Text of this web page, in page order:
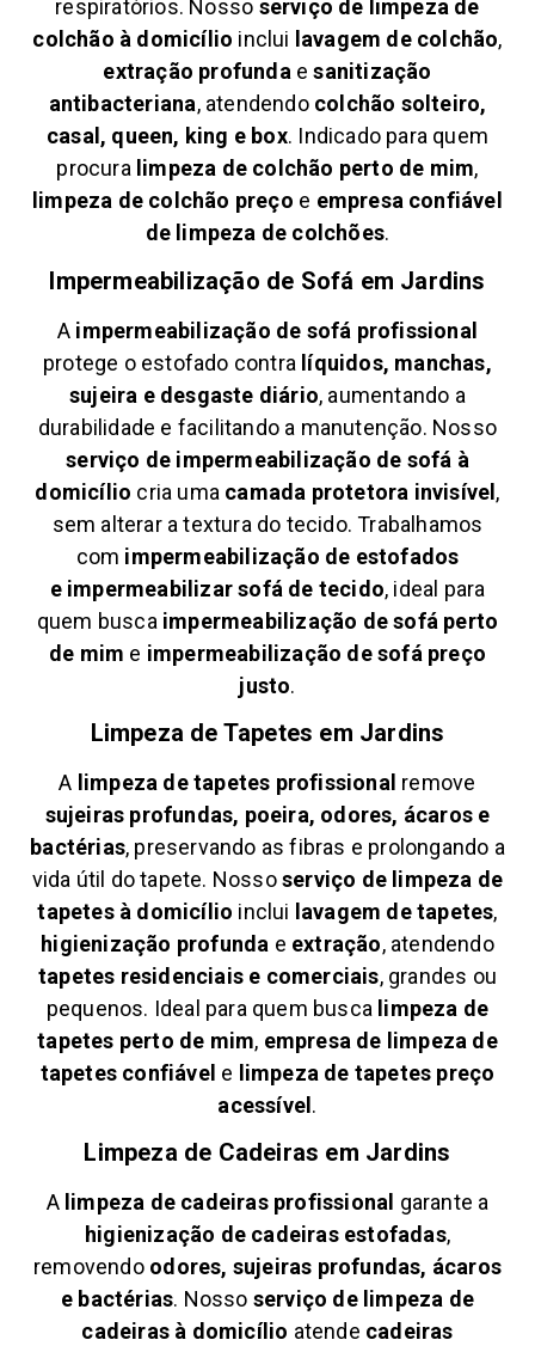
respiratórios. Nosso serviço de limpeza de
colchão à domicílio inclui lavagem de colchão,
extração profunda esanitização
antibacteriana, atendendo colchão solteiro,
casal, queen, king e box. Indicado para quem
procura limpeza de colchão perto de mim,
limpeza de colchão preço e empresa confiável
de limpeza de colchões.
Impermeabilização de Sofá em Jardins
A impermeabilização de sofá profissional
protege o estofado contra líquidos, manchas,
sujeira e desgaste diário, aumentando a
durabilidade e facilitando a manutenção. Nosso
serviço de impermeabilização de sofá à
domicílio cria uma camada protetora invisível,
sem alterar a textura do tecido. Trabalhamos
com impermeabilização de estofados
e impermeabilizar sofá de tecido, ideal para
quem busca impermeabilização de sofá perto
de mim e impermeabilização de sofá preço
justo.
Limpeza de Tapetes em Jardins
A limpeza de tapetes profissional remove
sujeiras profundas, poeira, odores, ácaros e
bactérias, preservando as fibras e prolongando a
vida útil do tapete. Nossoserviço de limpeza de
tapetes à domicílio inclui lavagem de tapetes,
higienização profunda e extração, atendendo
tapetes residenciais e comerciais, grandes ou
pequenos. Ideal para quem busca limpeza de
tapetes perto de mim, empresa de limpeza de
tapetes confiável e limpeza de tapetes preço
acessível .
Limpeza de Cadeiras em Jardins
A limpeza de cadeiras profissional garante a
higienização de cadeiras estofadas,
removendoodores, sujeiras profundas, ácaros
e bactérias. Nosso serviço de limpeza de
cadeiras à domicílio atende cadeiras